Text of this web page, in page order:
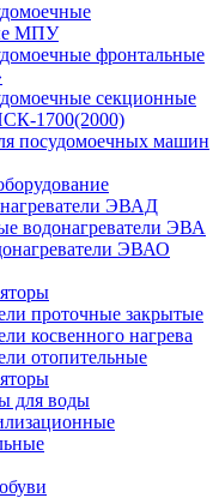
МПУ
фронтальные
секционные
1700(2000)
посудомоечных машин
ЭВАД
водонагреватели ЭВА
ЭВАО
проточные закрытые
косвенного нагрева
отопительные
для воды